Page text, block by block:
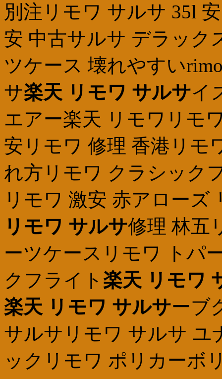
別注リモワ サルサ 35l
安 中古サルサ デラック
ツケース 壊れやすい
サ楽天 リモワ サルサイ
エアー楽天 リモワリモ
安リモワ 修理 香港リモ
れ方リモワ クラシック
リモワ 激安 赤アロー
リモワ サルサ修理 林五
ーツケースリモワ トパ
クフライト 楽天 リモワ
楽天 リモワ サルサーブ
サルサリモワ サルサ ユ
ックリモワ ポリカーボ